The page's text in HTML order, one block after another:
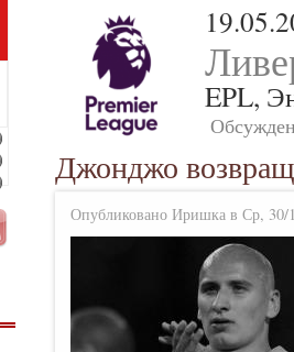
EPL,
Джонджо
Опубликовано Иришка в Ср, 30/